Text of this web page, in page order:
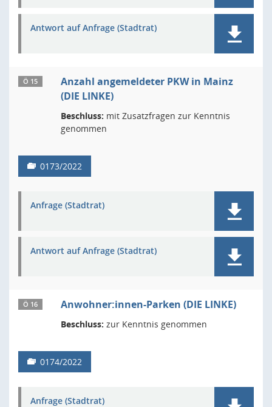
Antwort auf Anfrage (Stadtrat)
Ö 15
Anzahl angemeldeter PKW in Mainz
(DIE LINKE)
Beschluss: mit Zusatzfragen zur Kenntnis
genommen
0173/2022
Anfrage (Stadtrat)
Antwort auf Anfrage (Stadtrat)
Ö 16 Anwohner:innen-Parken (DIE LINKE)
Beschluss: zur Kenntnis genommen
0174/2022
Anfrage (Stadtrat)